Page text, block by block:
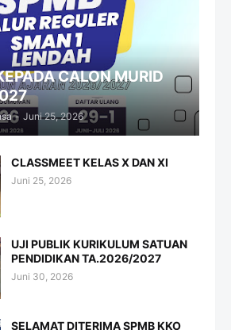
CALON MURID
- Juni 25, 2026
CLASSMEET KELAS X DAN XI
Juni 25, 2026
UJI PUBLIK KURIKULUM SATUAN
PENDIDIKAN TA.2026/2027
Juni 30, 2026
SELAMAT DITERIMA SPMB KKO